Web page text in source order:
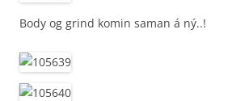
Body og grind komin saman á ný..!